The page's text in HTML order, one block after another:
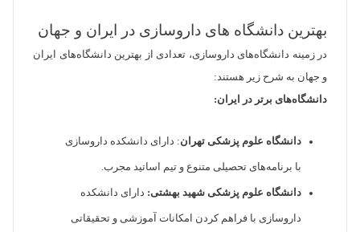
بهترین دانشگاه های داروسازی در ایران و جهان
در زمینه دانشگاه‌های داروسازی، تعدادی از بهترین دانشگاه‌های ایران
و جهان به شرح زیر هستند:
دانشگاه‌های برتر در ایران:
دانشگاه علوم پزشکی تهران: دارای دانشکده داروسازی
با برنامه‌های تحصیلی متنوع و تیم اساتید مجرب.
دانشگاه علوم پزشکی شهید بهشتی: دارای دانشکده
داروسازی با فراهم کردن امکانات آموزشی و تحقیقاتی